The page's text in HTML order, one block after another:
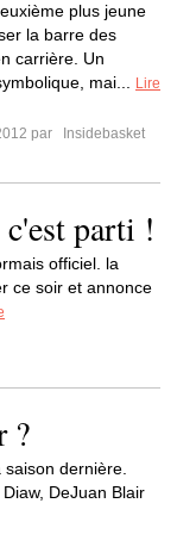
plus jeune
la barre des
carrière. Un
mai...
Lire
par
Insidebasket
parti !
officiel. la
ce soir et annonce
?
dernière.
DeJuan Blair